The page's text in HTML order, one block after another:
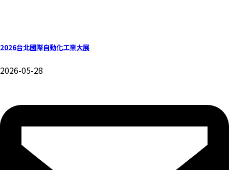
2026台北國際自動化工業大展
2026-05-28